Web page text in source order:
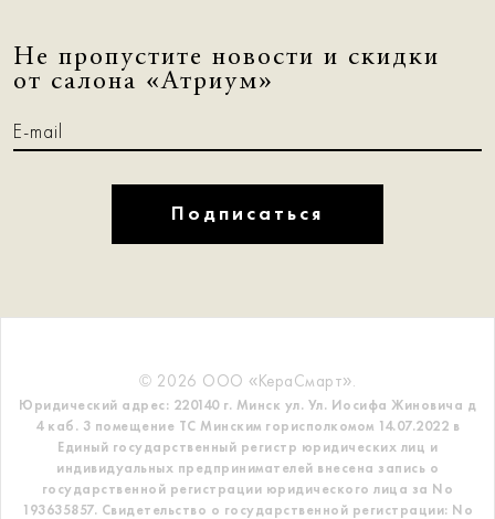
Не пропустите новости и скидки
от салона «Атриум»
Подписаться
© 2026 ООО «КераСмарт».
Юридический адрес: 220140 г. Минск ул. Ул. Иосифа Жиновича д
4 каб. 3 помещение ТС Минским горисполкомом 14.07.2022 в
Единый государственный регистр юридических лиц и
индивидуальных предпринимателей внесена запись о
государственной регистрации юридического лица за No
193635857. Свидетельство о государственной регистрации: No